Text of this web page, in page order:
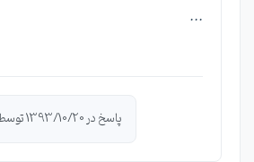
...
پاسخ در 1393/10/20 توسط